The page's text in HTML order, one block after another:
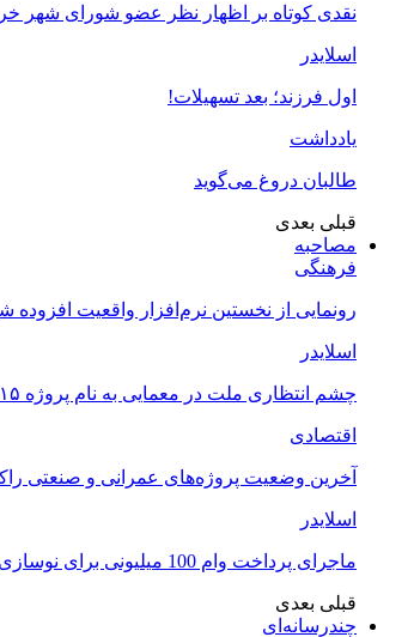
نقدی کوتاه بر اظهار نظر عضو شورای شهر
اسلایدر
اول فرزند؛ بعد تسهیلات!
یادداشت
طالبان دروغ می‌گوید
قبلی بعدی
مصاحبه
فرهنگی
رونمایی از نخستین نرم‌افزار واقعیت
اسلایدر
چشم انتظاری ملت در معمایی به نام پروژه ۷۱۵ واحدی مسکن ملی خرم آباد
اقتصادی
آخرین وضعیت پروژه‌های عمرانی و صنعتی
اسلایدر
ماجرای پرداخت وام 100 میلیونی برای نوسازی تجهیزات کشاورزان لرستانی چیست؟
قبلی بعدی
چندرسانه‌ای